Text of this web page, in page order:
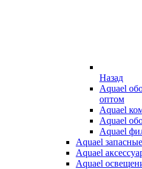
Назад
Aquael
оптом
Aquael
Aquael
Aquael
Aquael
Aquael
Aquael